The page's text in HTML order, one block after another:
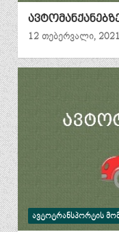
12 თებერვალი, 2021
ᲐᲕᲢᲝᲢᲠᲐᲜᲡᲞᲝᲠᲢᲘᲡ